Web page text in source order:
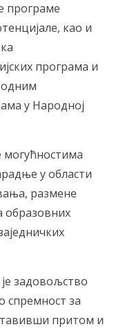
програме
као и
програма и
у Народној
могућностима
у области
размене
образовних
задовољство
спремност за
притом и